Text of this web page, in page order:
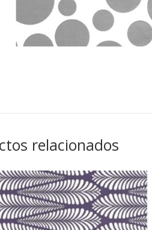
relacionados